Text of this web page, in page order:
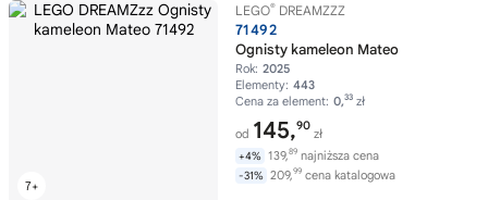
LEGO® DREAMZZZ
71492
Ognisty kameleon Mateo
Rok: 2025
Elementy: 443
Cena za element: 0,33 zł
od 145,90
zł
+4% 139,89 najniższa cena
-31% 209,99 cena katalogowa